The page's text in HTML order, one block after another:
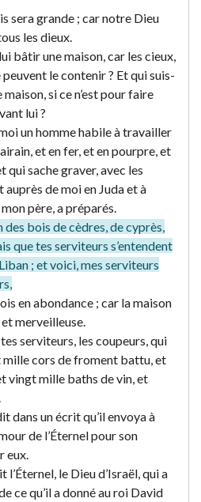
sera grande ; car notre Dieu
les dieux.
bâtir une maison, car les cieux,
le contenir ? Et qui suis-
si ce n’est pour faire
lui ?
un homme habile à travailler
et en fer, et en pourpre, et
qui sache graver, avec les
de moi en Juda et à
père, a préparés.
bois de cèdres, de cyprès,
que tes serviteurs s’entendent
; et voici, mes serviteurs
en abondance ; car la maison
merveilleuse.
serviteurs, les coupeurs, qui
cors de froment battu, et
vingt mille baths de vin, et
dans un écrit qu’il envoya à
de l’Éternel pour son
eux.
le Dieu d’Israël, qui a
ce qu’il a donné au roi David